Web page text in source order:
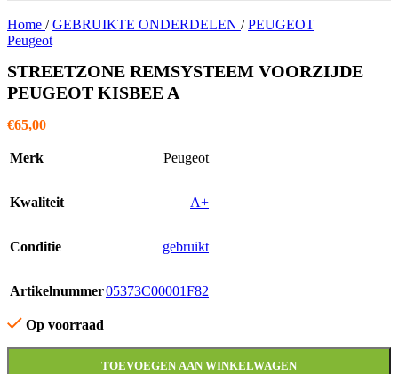
Home / GEBRUIKTE ONDERDELEN / PEUGEOT
Peugeot
STREETZONE REMSYSTEEM VOORZIJDE
PEUGEOT KISBEE A
€65,00
Merk Peugeot
Kwaliteit A+
Conditie gebruikt
Artikelnummer05373C00001F82
Op voorraad
TOEVOEGEN AAN WINKELWAGEN